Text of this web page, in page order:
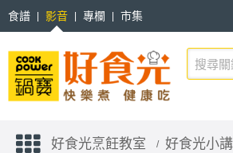
食譜 影音 專欄
市集
好食光烹飪教室 好食光小